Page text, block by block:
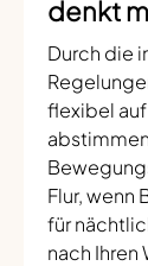
denkt
Durch die
flexibel
Flur, wenn
für
nach Ihren